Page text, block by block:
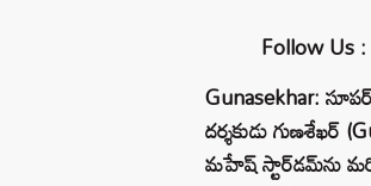
Follow Us :
Gunasekhar:
దర్శకుడు గుణశేఖర్
మహేష్ స్టార్‌డమ్‌ను